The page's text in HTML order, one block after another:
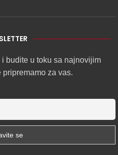
budite u toku sa najnovijim
za vas.